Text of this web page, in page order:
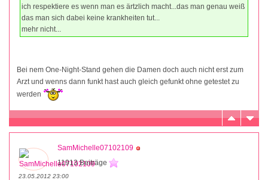
ich respektiere es wenn man es ärtzlich macht...das man genau weiß
das man sich dabei keine krankheiten tut...
mehr nicht...
Bei nem One-Night-Stand gehen die Damen doch auch nicht erst zum
Arzt und wenns dann funkt hast auch gleich gefunkt ohne getestet zu
werden
SamMichelle07102109
11913 Beiträge
23.05.2012 23:00